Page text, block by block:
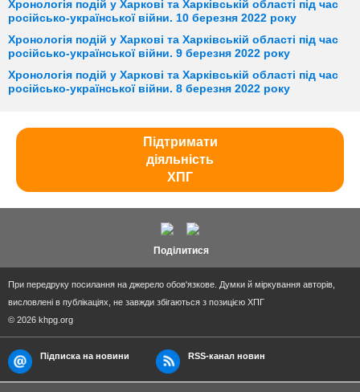
Хронологія подій у Харкові та Харківській області під час
російсько-української війни. 10 березня 2022 року
Хронологія подій у Харкові та Харківській області під час
російсько-української війни. 9 березня 2022 року
Хронологія подій у Харкові та Харківській області під час
російсько-української війни. 8 березня 2022 року
Підтримати
діяльність
ХПГ
Поділитися
При передруку посилання на джерело обов'язкове. Думки й міркування авторів,
висловлені в публікаціях, не завжди збігаються з позицією ХПГ
© 2026 khpg.org
Підписка на новини RSS-канал новин